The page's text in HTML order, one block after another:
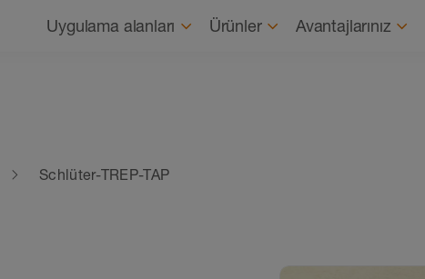
Uygulama alanları Ürünler Avantajlarınız
Schlüter-TREP-TAP